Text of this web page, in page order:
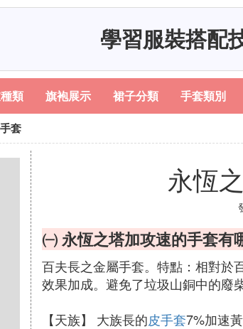
學習服裝搭配
類 旗袍展示 裙子分類 手套類別
套
永恆
㈠ 永恆之塔加攻速的手套有
百夫長之金屬手套。特點：相對於
效果加成。避免了垃圾山銅中的廢
【天族】 大族長的皮手套7%加速